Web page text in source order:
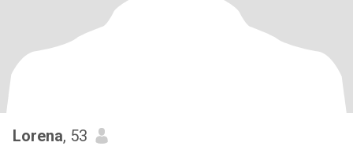
Lorena, 53